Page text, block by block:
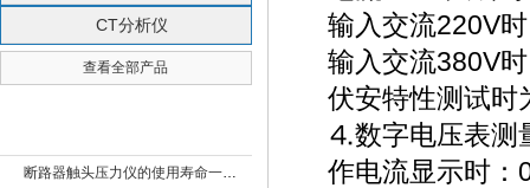
CT分析仪
查看全部产品
断路器触头压力仪的使用寿命一般是多久？
输入交流220V
输入交流380V
伏安特性测试时
⒋数字电压表测
作电流显示时：